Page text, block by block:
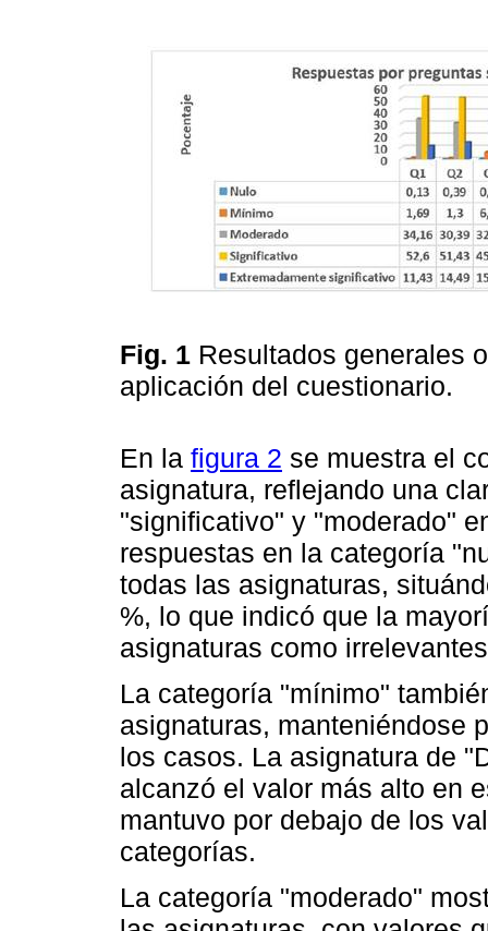
Fig. 1 Resultados generales
aplicación del cuestionario.
En la figura 2 se muestra el
asignatura, reflejando una
"significativo" y "moderado"
respuestas en la categoría
todas las asignaturas,
%, lo que indicó que la
asignaturas como
La categoría "mínimo"
asignaturas, manteniéndose
los casos. La asignatura de
alcanzó el valor más alto en
mantuvo por debajo de los
categorías.
La categoría "moderado"